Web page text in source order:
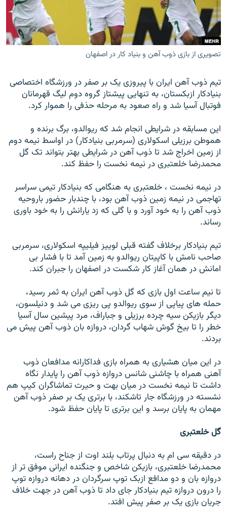
زبان‌های دیگر
تصویری از بازی ذوب آهن و بنیاد کار در اصفهان
تيم ذوب آهن ايران با پيروزی يک بر صفر در ورزشگاه اختصاصی
بنيادکار ازبکستان، به تنهايی پيشتاز گروه دوم ليگ قهرمانان
فوتبال آسيا شد و راه صعود به مرحله حذفی را هموار کرد.
اين مسابقه در شرايطی انجام شد که ريوالدو، برگ برنده و
هموطن برزيلی اسکولاری (سرمربی بنيادکار) در اواسط نيمه دوم
از زمين اخراج شد تا ذوب آهن در شرايطی بهتر بتواند تک گل
محمدرضا خلعتبری در نيمه نخست را حفظ کند.
در نیمه نخست ، خلعتبری به هنگامی که بنيادکار تيمی سراسر
تهاجمی در نيمه زمين ذوب آهن بود، با چندبار حضور باروحيه
ذوب آهن را به خود آورد و با گلی که زد يارانش را به خود باوری
رساند.
تيم بنيادکار برخلاف گفته قبلی لوييز فيليپه اسکولاری، سرمربی
صاحب نامش با کاپيتان ريوالدو به زمين آمد تا با فشار بی
امانش در همان آغاز کار شکست در اصفهان را جبران کند.
تا نيم ساعت اول بازی که گل ذوب آهن ايران به ثمر رسيد،
حمله های پياپی از سوی ريوالدو پی ريزی می شد و دنيلسون،
ديگر بازيکن سيه چرده برزيلی و جباراف، مرد پيشين سال آسيا
خطر را تا بيخ گوش شهاب گردان، دروازه بان ذوب آهن پيش می
بردند.
در اين ميان هشياری به همراه بازی فداکارانه مدافعان ذوب
آهنی همراه با چاشنی شانس دروازه ذوب آهن را پايدار نگاه
داشت تا نيمه نخست در ميان بهت و حيرت تماشاگران کيپ هم
نشسته در ورزشگاه جار تاشکند، با برتری يک بر صفر ذوب آهن
مهمان به پايان برسد و اين برتری تا پايان حفظ شود.
گل خلعتبری
در دقيقه سی ام به دنبال پرتاب بلند اوت از جناح راست،
محمدرضا خلعتبری، بازيکن شاخص و جنگنده ايرانی موفق تر از
دروازه بان و دو مدافع ازبک توپ سرگردان در دهانه دروازه توپ
را درون دروازه تيم بنيادکار جای داد تا ذوب آهن در جهت خلاف
جريان بازی يک بر صفر پيش افتد.